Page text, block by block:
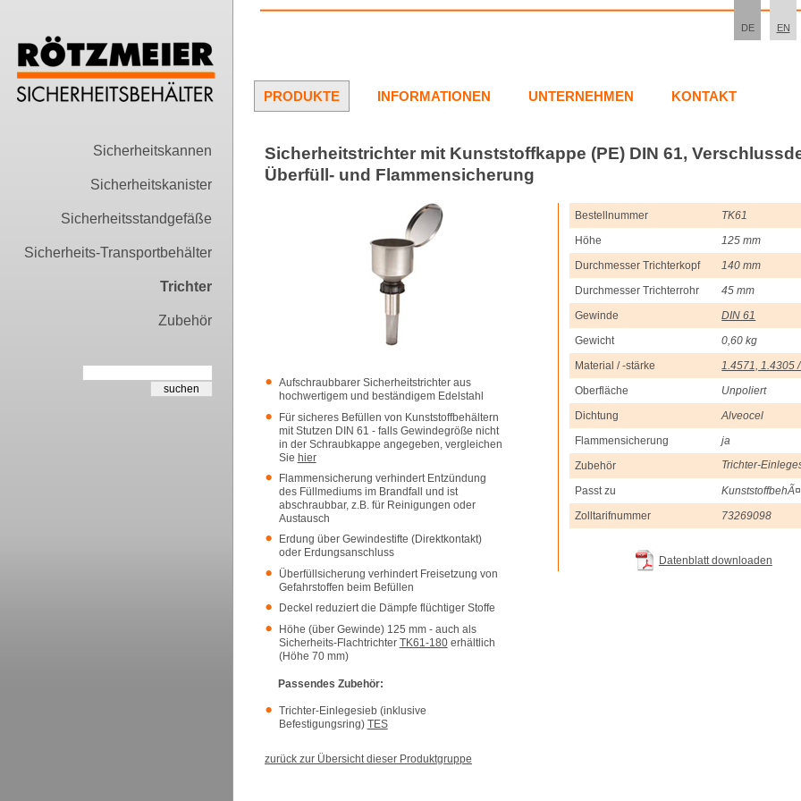
Sicherheitskannen
Sicherheitskanister
Sicherheitsstandgefäße
Sicherheits-Transportbehälter
Trichter
Zubehör
EN
DE
PRODUKTE INFORMATIONEN UNTERNEHMEN KONTAKT
Sicherheitstrichter mit Kunststoffkappe (PE) DIN 61,
Überfüll- und Flammensicherung
Aufschraubbarer Sicherheitstrichter aus
hochwertigem und beständigem Edelstahl
Für sicheres Befüllen von Kunststoffbehältern
mit Stutzen DIN 61 - falls Gewindegröße nicht
in der Schraubkappe angegeben, vergleichen
Sie hier
Flammensicherung verhindert Entzündung
des Füllmediums im Brandfall und ist
abschraubbar, z.B. für Reinigungen oder
Austausch
Erdung über Gewindestifte (Direktkontakt)
oder Erdungsanschluss
Überfüllsicherung verhindert Freisetzung von
Gefahrstoffen beim Befüllen
Deckel reduziert die Dämpfe flüchtiger Stoffe
Höhe (über Gewinde) 125 mm - auch als
Sicherheits-Flachtrichter TK61-180erhältlich
(Höhe 70 mm)
Passendes Zubehör:
Trichter-Einlegesieb (inklusive
Befestigungsring) TES
Bestellnummer
TK61
Höhe
125 mm
Durchmesser Trichterkopf
140 mm
Durchmesser Trichterrohr
45 mm
Gewinde
DIN 61
Gewicht
0,60 kg
Material / -stärke
1.4571, 1.4305
Oberfläche
Unpoliert
Dichtung
Alveocel
Flammensicherung
ja
Zubehör
Trichter-
Passt zu
Zolltarifnummer
73269098
Datenblatt downloaden
zurück zur Übersicht dieser Produktgruppe